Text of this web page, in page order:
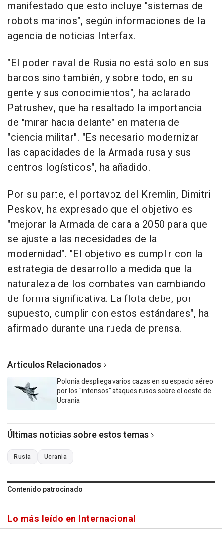
manifestado que esto incluye "sistemas de
robots marinos", según informaciones de la
agencia de noticias Interfax.
"El poder naval de Rusia no está solo en sus
barcos sino también, y sobre todo, en su
gente y sus conocimientos", ha aclarado
Patrushev, que ha resaltado la importancia
de "mirar hacia delante" en materia de
"ciencia militar". "Es necesario modernizar
las capacidades de la Armada rusa y sus
centros logísticos", ha añadido.
Por su parte, el portavoz del Kremlin, Dimitri
Peskov, ha expresado que el objetivo es
"mejorar la Armada de cara a 2050 para que
se ajuste a las necesidades de la
modernidad". "El objetivo es cumplir con la
estrategia de desarrollo a medida que la
naturaleza de los combates van cambiando
de forma significativa. La flota debe, por
supuesto, cumplir con estos estándares", ha
afirmado durante una rueda de prensa.
Artículos Relacionados
Polonia despliega varios cazas en su espacio aéreo
por los "intensos" ataques rusos sobre el oeste de
Ucrania
Últimas noticias sobre estos temas
Rusia Ucrania
Contenido patrocinado
Lo más leído en Internacional